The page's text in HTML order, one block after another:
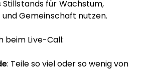
Stillstands für Wachstum,
Gemeinschaft nutzen.
beim Live-Call:
: Teile so viel oder so wenig von